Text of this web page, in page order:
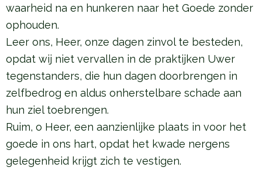
waarheid na en hunkeren naar het Goede zonder
ophouden.
Leer ons, Heer, onze dagen zinvol te besteden,
opdat wij niet vervallen in de praktijken Uwer
tegenstanders, die hun dagen doorbrengen in
zelfbedrog en aldus onherstelbare schade aan
hun ziel toebrengen.
Ruim, o Heer, een aanzienlijke plaats in voor het
goede in ons hart, opdat het kwade nergens
gelegenheid krijgt zich te vestigen.